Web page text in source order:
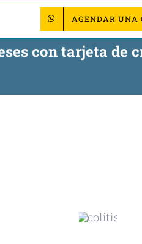
AGENDAR UNA
con tarjeta de